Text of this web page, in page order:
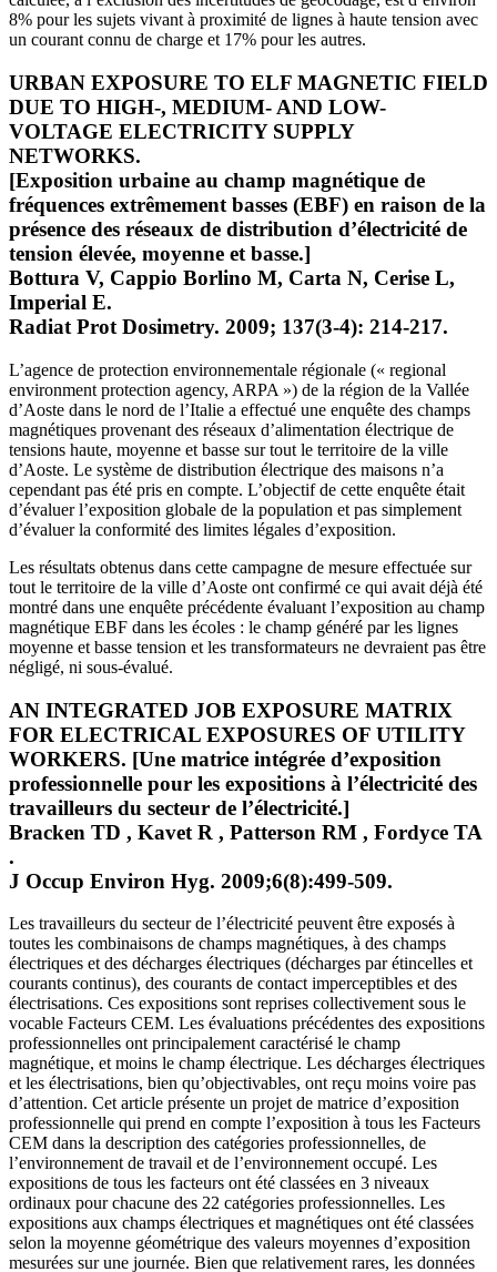
8% pour les sujets vivant à proximité de lignes à haute tension avec
un courant connu de charge et 17% pour les autres.
URBAN EXPOSURE TO ELF MAGNETIC FIELD
DUE TO HIGH-, MEDIUM- AND LOW-
VOLTAGE ELECTRICITY SUPPLY
NETWORKS.
[Exposition urbaine au champ magnétique de
fréquences extrêmement basses (EBF) en raison de la
présence des réseaux de distribution d’électricité de
tension élevée, moyenne et basse.]
Bottura V, Cappio Borlino M, Carta N, Cerise L,
Imperial E.
Radiat Prot Dosimetry. 2009; 137(3-4): 214-217.
L’agence de protection environnementale régionale (« regional
environment protection agency, ARPA ») de la région de la Vallée
d’Aoste dans le nord de l’Italie a effectué une enquête des champs
magnétiques provenant des réseaux d’alimentation électrique de
tensions haute, moyenne et basse sur tout le territoire de la ville
d’Aoste. Le système de distribution électrique des maisons n’a
cependant pas été pris en compte. L’objectif de cette enquête était
d’évaluer l’exposition globale de la population et pas simplement
d’évaluer la conformité des limites légales d’exposition.
Les résultats obtenus dans cette campagne de mesure effectuée sur
tout le territoire de la ville d’Aoste ont confirmé ce qui avait déjà été
montré dans une enquête précédente évaluant l’exposition au champ
magnétique EBF dans les écoles : le champ généré par les lignes
moyenne et basse tension et les transformateurs ne devraient pas être
négligé, ni sous-évalué.
AN INTEGRATED JOB EXPOSURE MATRIX
FOR ELECTRICAL EXPOSURES OF UTILITY
WORKERS. [Une matrice intégrée d’exposition
professionnelle pour les expositions à l’électricité des
travailleurs du secteur de l’électricité.]
Bracken TD , Kavet R , Patterson RM , Fordyce TA
.
J Occup Environ Hyg. 2009;6(8):499-509.
Les travailleurs du secteur de l’électricité peuvent être exposés à
toutes les combinaisons de champs magnétiques, à des champs
électriques et des décharges électriques (décharges par étincelles et
courants continus), des courants de contact imperceptibles et des
électrisations. Ces expositions sont reprises collectivement sous le
vocable Facteurs CEM. Les évaluations précédentes des expositions
professionnelles ont principalement caractérisé le champ
magnétique, et moins le champ électrique. Les décharges électriques
et les électrisations, bien qu’objectivables, ont reçu moins voire pas
d’attention. Cet article présente un projet de matrice d’exposition
professionnelle qui prend en compte l’exposition à tous les Facteurs
CEM dans la description des catégories professionnelles, de
l’environnement de travail et de l’environnement occupé. Les
expositions de tous les facteurs ont été classées en 3 niveaux
ordinaux pour chacune des 22 catégories professionnelles. Les
expositions aux champs électriques et magnétiques ont été classées
selon la moyenne géométrique des valeurs moyennes d’exposition
mesurées sur une journée. Bien que relativement rares, les données